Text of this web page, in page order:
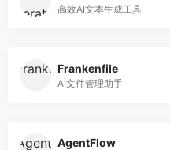
高效AI文本生成工具
Frankenfile
AI文件管理助手
AgentFlow